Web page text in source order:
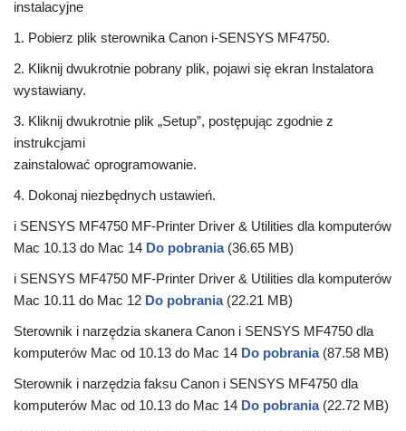
instalacyjne
1. Pobierz plik sterownika Canon i-SENSYS MF4750.
2. Kliknij dwukrotnie pobrany plik, pojawi się ekran Instalatora
wystawiany.
3. Kliknij dwukrotnie plik „Setup”, postępując zgodnie z
instrukcjami
zainstalować oprogramowanie.
4. Dokonaj niezbędnych ustawień.
i SENSYS MF4750 MF-Printer Driver & Utilities dla komputerów
Mac 10.13 do Mac 14 Do pobrania (36.65 MB)
i SENSYS MF4750 MF-Printer Driver & Utilities dla komputerów
Mac 10.11 do Mac 12 Do pobrania (22.21 MB)
Sterownik i narzędzia skanera Canon i SENSYS MF4750 dla
komputerów Mac od 10.13 do Mac 14 Do pobrania (87.58 MB)
Sterownik i narzędzia faksu Canon i SENSYS MF4750 dla
komputerów Mac od 10.13 do Mac 14 Do pobrania (22.72 MB)